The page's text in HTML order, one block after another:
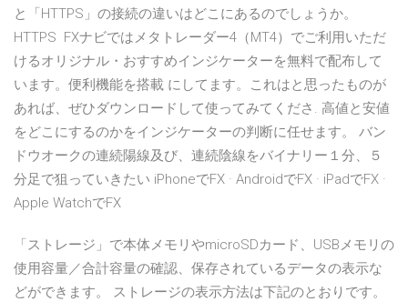
と「HTTPS」の接続の違いはどこにあるのでしょうか。
HTTPS FXナビではメタトレーダー4（MT4）でご利用いただ
けるオリジナル・おすすめインジケーターを無料で配布して
います。便利機能を搭載 にしてます。これはと思ったものが
あれば、ぜひダウンロードして使ってみてくださ. 高値と安値
をどこにするのかをインジケーターの判断に任せます。 バン
ドウオークの連続陽線及び、連続陰線をバイナリー１分、５
分足で狙っていきたい iPhoneでFX · AndroidでFX · iPadでFX ·
Apple WatchでFX
「ストレージ」で本体メモリやmicroSDカード、USBメモリの
使用容量／合計容量の確認、保存されているデータの表示な
どができます。 ストレージの表示方法は下記のとおりです。